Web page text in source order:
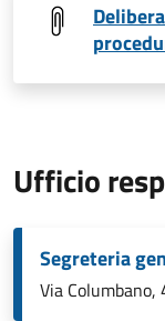
Ufficio
Segreteria
Via